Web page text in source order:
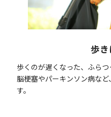
歩き
歩くのが遅くなった、ふらつ
脳梗塞やパーキンソン病な
す。